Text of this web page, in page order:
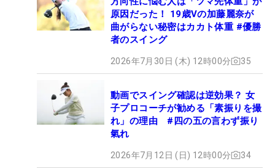
原因だった！ 19歳Vの加藤麗奈が
曲がらない秘密はカカト体重 #優勝
者のスイング
2026年7月30日 (木) 12時00分 35
動画でスイング確認は逆効果？ 女
子プロコーチが勧める「素振りを撮
れ」の理由 #四の五の言わず振り
氣れ
2026年7月12日 (日) 12時00分 34